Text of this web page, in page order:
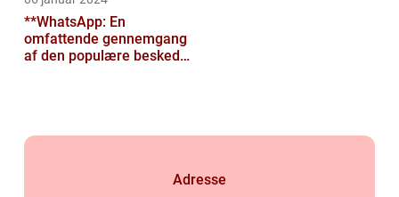
**WhatsApp: En
omfattende gennemgang
af den populære besked-
Adresse